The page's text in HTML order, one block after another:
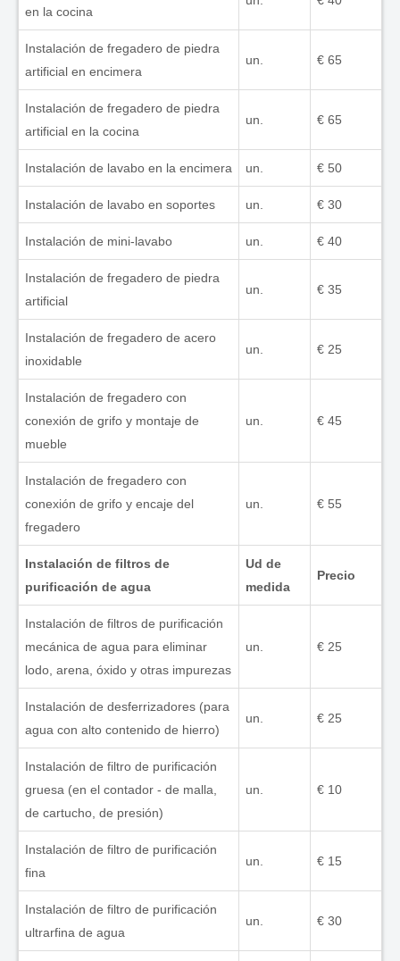
en la cocina
Instalación de fregadero de piedra
artificial en encimera
un. € 65
Instalación de fregadero de piedra
artificial en la cocina
un. € 65
Instalación de lavabo en la encimera un. € 50
Instalación de lavabo en soportes un. € 30
Instalación de mini-lavabo un. € 40
Instalación de fregadero de piedra
artificial
un. € 35
Instalación de fregadero de acero
inoxidable
un. € 25
Instalación de fregadero con
conexión de grifo y montaje de
mueble
un. € 45
Instalación de fregadero con
conexión de grifo y encaje del
fregadero
un. € 55
Instalación de filtros de
purificación de agua
Ud de
medida
Precio
Instalación de filtros de purificación
mecánica de agua para eliminar
lodo, arena, óxido y otras impurezas
un. € 25
Instalación de desferrizadores (para
agua con alto contenido de hierro)
un. € 25
Instalación de filtro de purificación
gruesa (en el contador - de malla,
de cartucho, de presión)
un. € 10
Instalación de filtro de purificación
fina
un. € 15
Instalación de filtro de purificación
ultrarfina de agua
un. € 30